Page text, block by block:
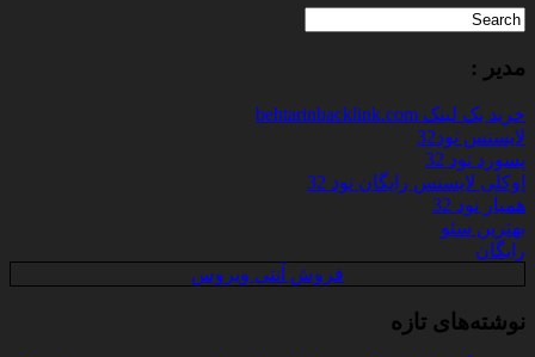
مدیر :
خرید بک لینک behtarinbacklink.com
لایسنس نود32
پسورد نود 32
اوکلی لایسنس رایگان نود 32
همیار نود 32
بهترین سئو
رایگان
فروش آنتی ویروس
نوشته‌های تازه